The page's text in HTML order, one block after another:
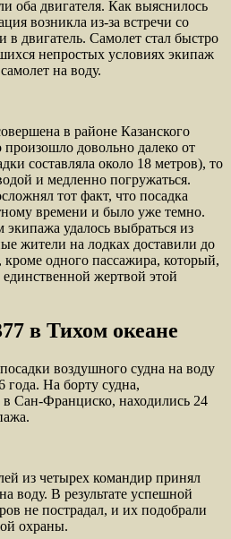
оба двигателя. Как выяснилось
возникла из-за встречи со
в двигатель. Самолет стал быстро
непростых условиях экипаж
на воду.
в районе Казанского
произошло довольно далеко от
составляла около 18 метров), то
и медленно погружаться.
тот факт, что посадка
времени и было уже темно.
удалось выбраться из
жители на лодках доставили до
кроме одного пассажира, который,
жертвой этой
в Тихом океане
воздушного судна на воду
года. На борту судна,
в Сан-Франциско, находились 24
из четырех командир принял
воду. В результате успешной
не пострадал, и их подобрали
охраны.